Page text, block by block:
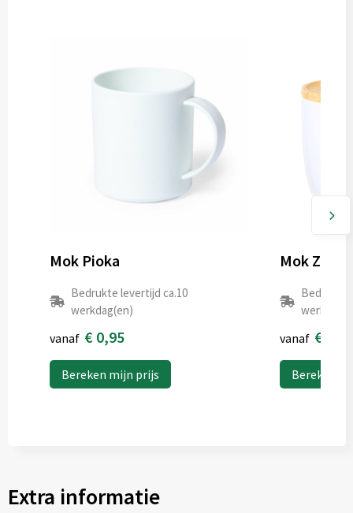
Mok Pioka
Bedrukte levertijd ca.10
werkdag(en)
vanaf € 0,95
Bereken mijn prijs
Mok
Bedrukte
vanaf €
Bereken
Extra informatie